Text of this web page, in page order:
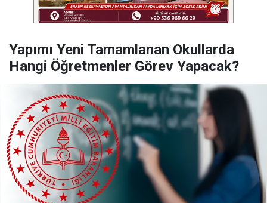
Yapımı Yeni Tamamlanan Okullarda
Hangi Öğretmenler Görev Yapacak?